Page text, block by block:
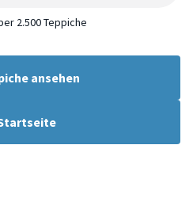
2.500 Teppiche
ansehen